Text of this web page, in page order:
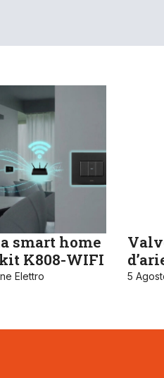
smart home
K808-WIFI
Elettro 5